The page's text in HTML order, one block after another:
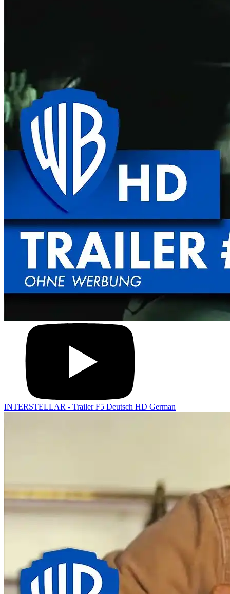
INTERSTELLAR - Trailer F5 Deutsch HD German